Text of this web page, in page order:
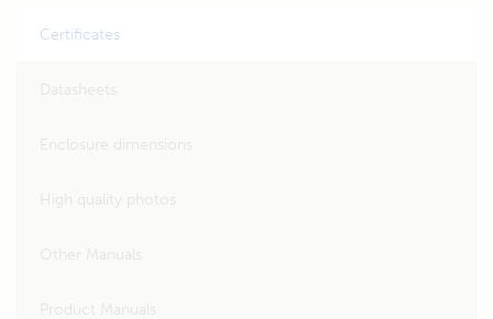
Certificates